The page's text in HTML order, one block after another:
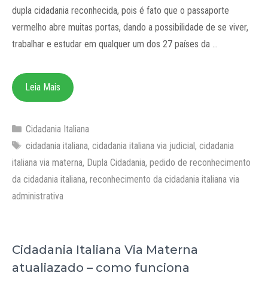
dupla cidadania reconhecida, pois é fato que o passaporte
vermelho abre muitas portas, dando a possibilidade de se viver,
trabalhar e estudar em qualquer um dos 27 países da …
Leia Mais
Categorias
Cidadania Italiana
Tags
cidadania italiana, cidadania italiana via judicial, cidadania
italiana via materna, Dupla Cidadania, pedido de reconhecimento
da cidadania italiana, reconhecimento da cidadania italiana via
administrativa
Cidadania Italiana Via Materna
atualiazado – como funciona